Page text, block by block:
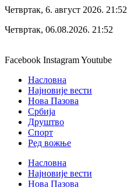
Четвртак, 6. август 2026. 21:52
Четвртак, 06.08.2026. 21:52
Facebook InstagramYoutube
Насловна
Најновије вести
Нова Пазова
Србија
Друштво
Спорт
Ред вожње
Насловна
Најновије вести
Нова Пазова